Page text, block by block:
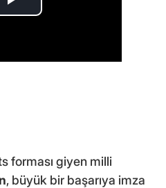
forması giyen milli
, büyük bir başarıya imza